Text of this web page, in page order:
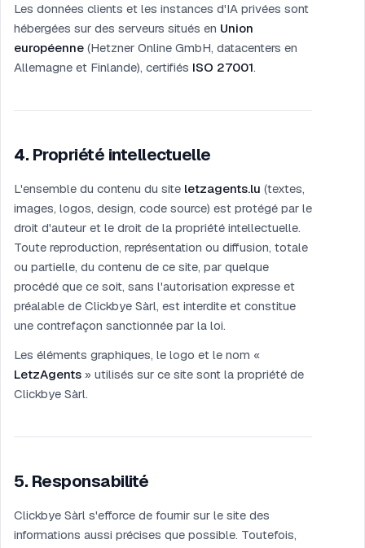
Les données clients et les instances d'IA privées sont
hébergées sur des serveurs situés en Union
européenne (Hetzner Online GmbH, datacenters en
Allemagne et Finlande), certifiés ISO 27001.
4. Propriété intellectuelle
L'ensemble du contenu du site letzagents.lu (textes,
images, logos, design, code source) est protégé par le
droit d'auteur et le droit de la propriété intellectuelle.
Toute reproduction, représentation ou diffusion, totale
ou partielle, du contenu de ce site, par quelque
procédé que ce soit, sans l'autorisation expresse et
préalable de Clickbye Sàrl, est interdite et constitue
une contrefaçon sanctionnée par la loi.
Les éléments graphiques, le logo et le nom «
LetzAgents » utilisés sur ce site sont la propriété de
Clickbye Sàrl.
5. Responsabilité
Clickbye Sàrl s'efforce de fournir sur le site des
informations aussi précises que possible. Toutefois,